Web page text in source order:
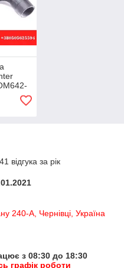
відгука за рік
240-А, Чернівці, Україна
з 08:30 до 18:30
графік роботи